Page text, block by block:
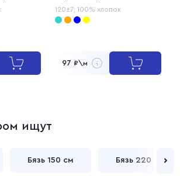
120±7; 100% хлопок
97 ₽\м
ищут
Бязь 150 см Бязь 220 см